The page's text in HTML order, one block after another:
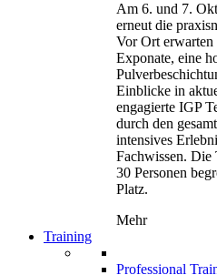
Am 6. und 7.
erneut die
Vor Ort erwarten
Exponate, eine
Einblicke in
engagierte IGP
durch den
intensives
Fachwissen. Die
30 Personen
Platz.
Mehr
Training
Professional